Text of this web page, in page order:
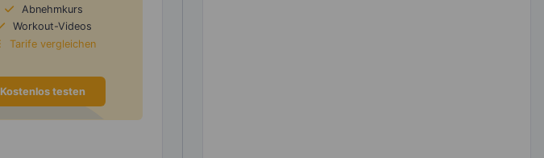
Abnehmkurs
Workout-Videos
Tarife vergleichen
Kostenlos testen